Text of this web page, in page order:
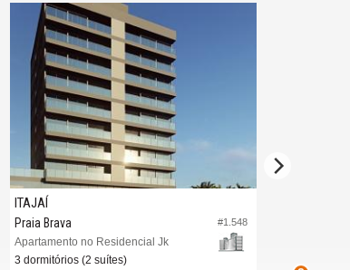
#1.548
ITAJAÍ
Praia Brava
Apartamento no Residencial Jk
3 dormitórios (2 suítes)